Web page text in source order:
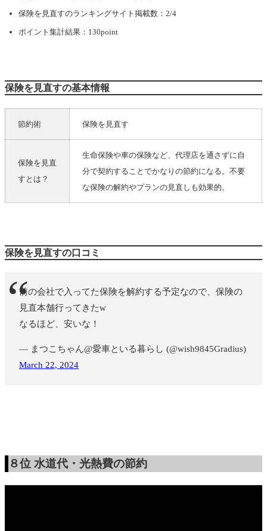
保険を見直すのランキングサイト掲載数：2/4
ポイント集計結果：130point
保険を見直すの基本情報
節約術 保険を見直す
保険を見直
すとは？
生命保険や車の保険など、代理店を通さずに自
分で契約することでかなりの節約になる。不要
な保険の解約やプランの見直しも効果的。
保険を見直すの口コミ
前の会社で入ってた保険を解約する予定なので、保険の
見直本舗行ってきたw
なるほど、安いな！
— まつこちゃん@愛車といる暮らし (@wish9845Gradius)
March 22, 2024
８位 水道代・光熱費の節約